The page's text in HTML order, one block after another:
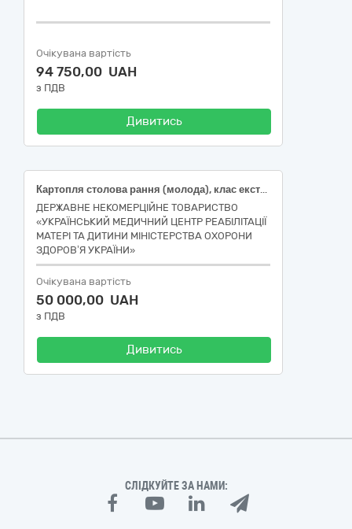
Очікувана вартість
94 750,00 UAH
з ПДВ
Дивитись
Картопля столова рання (молода), клас екстра, ДСТУ 9221
ДЕРЖАВНЕ НЕКОМЕРЦІЙНЕ ТОВАРИСТВО
«УКРАЇНСЬКИЙ МЕДИЧНИЙ ЦЕНТР РЕАБІЛІТАЦІЇ
МАТЕРІ ТА ДИТИНИ МІНІСТЕРСТВА ОХОРОНИ
ЗДОРОВ’Я УКРАЇНИ»
Очікувана вартість
50 000,00 UAH
з ПДВ
Дивитись
СЛІДКУЙТЕ ЗА НАМИ: